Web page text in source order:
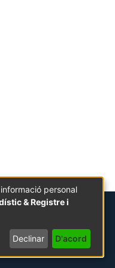
personal
& Registre i
Declinar D'acord